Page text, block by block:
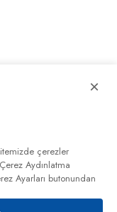
×
çerezler
Çerez Aydınlatma
Ayarları butonundan